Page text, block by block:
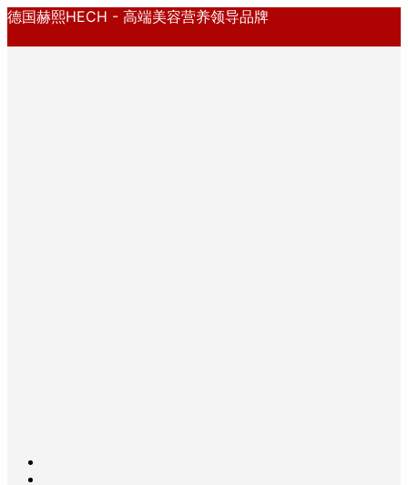
德国赫熙HECH - 高端美容营养领导品牌